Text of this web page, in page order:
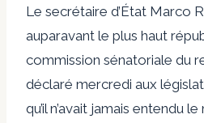
Le secrétaire d’État Marco
auparavant le plus haut
commission sénatoriale du
déclaré mercredi aux
qu’il n’avait jamais entendu